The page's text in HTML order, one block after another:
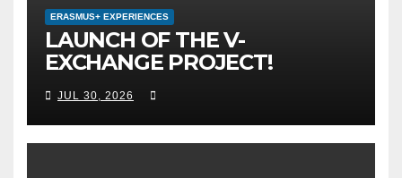
ERASMUS+ EXPERIENCES
LAUNCH OF THE V-
EXCHANGE PROJECT!
MOTHER TERESA
UNIVERSITY IN SKOPJE
LEADS THE INTERNATIONAL
INITIATIVE FOR DIGITAL
JUL 30, 2026